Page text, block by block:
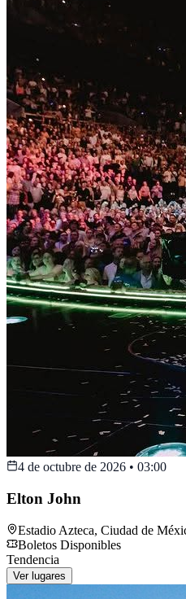
4 de octubre de 2026 • 03:00
Elton John
Estadio Azteca, Ciudad de
Boletos Disponibles
Tendencia
Ver lugares